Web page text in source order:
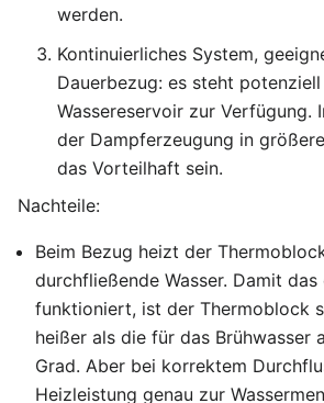
werden.
Kontinuierliches System,
Dauerbezug: es steht
Wassereservoir zur Verfügung.
der Dampferzeugung in
das Vorteilhaft sein.
Nachteile:
Beim Bezug heizt der
durchfließende Wasser. Damit
funktioniert, ist der Thermoblock
heißer als die für das Brühwasser
Grad. Aber bei korrektem
Heizleistung genau zur